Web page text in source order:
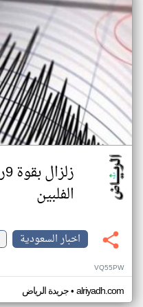
الفلبين
اخبار السعودية
VQ55PW
جريدة الرياض• alriyadh.com